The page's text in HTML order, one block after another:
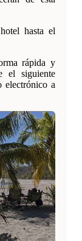
hasta el
rápida y
el siguiente
electrónico a